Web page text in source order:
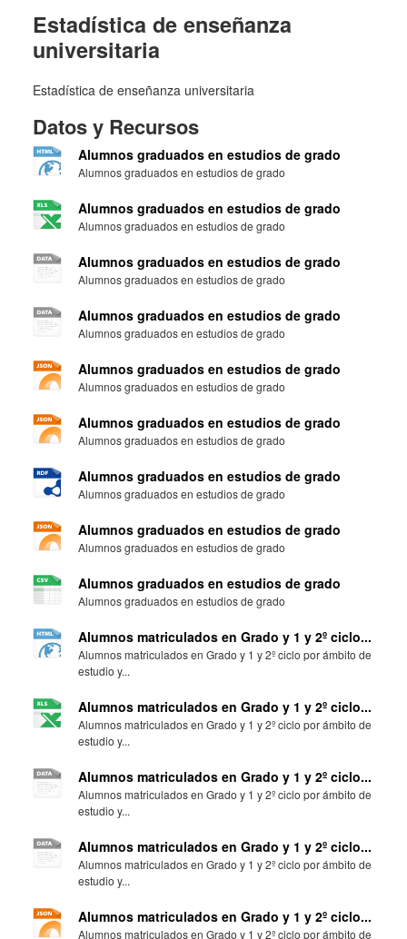
Estadística de enseñanza
universitaria
Estadística de enseñanza universitaria
Datos y Recursos
Alumnos graduados en estudios de grado
Alumnos graduados en estudios de grado
Alumnos graduados en estudios de grado
Alumnos graduados en estudios de grado
Alumnos graduados en estudios de grado
Alumnos graduados en estudios de grado
Alumnos graduados en estudios de grado
Alumnos graduados en estudios de grado
Alumnos graduados en estudios de grado
Alumnos graduados en estudios de grado
Alumnos graduados en estudios de grado
Alumnos graduados en estudios de grado
Alumnos graduados en estudios de grado
Alumnos graduados en estudios de grado
Alumnos graduados en estudios de grado
Alumnos graduados en estudios de grado
Alumnos graduados en estudios de grado
Alumnos graduados en estudios de grado
Alumnos matriculados en Grado y 1 y 2º ciclo...
Alumnos matriculados en Grado y 1 y 2º ciclo por ámbito de
estudio y...
Alumnos matriculados en Grado y 1 y 2º ciclo...
Alumnos matriculados en Grado y 1 y 2º ciclo por ámbito de
estudio y...
Alumnos matriculados en Grado y 1 y 2º ciclo...
Alumnos matriculados en Grado y 1 y 2º ciclo por ámbito de
estudio y...
Alumnos matriculados en Grado y 1 y 2º ciclo...
Alumnos matriculados en Grado y 1 y 2º ciclo por ámbito de
estudio y...
Alumnos matriculados en Grado y 1 y 2º ciclo...
Alumnos matriculados en Grado y 1 y 2º ciclo por ámbito de